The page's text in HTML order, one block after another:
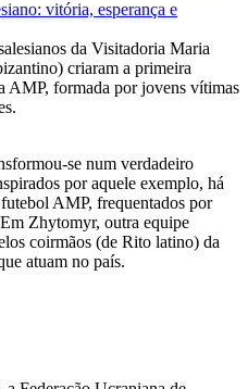
da Visitadoria Maria
criaram a primeira
AMP, formada por jovens vítimas
se num verdadeiro
por aquele exemplo, há
AMP, frequentados por
Zhytomyr, outra equipe
coirmãos (de Rito latino) da
atuam no país.